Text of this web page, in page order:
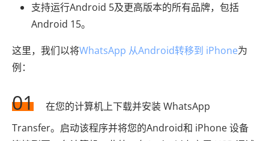
支持运行Android 5及更高版本的所有品牌，包括
Android 15。
这里，我们以将WhatsApp 从Android转移到 iPhone为
例：
01
在您的计算机上下载并安装 WhatsApp
Transfer。启动该程序并将您的Android和 iPhone 设备